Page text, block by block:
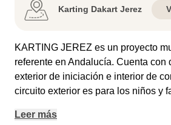
Karting Dakart Jerez
KARTING JEREZ es un proyecto
referente en Andalucía. Cuenta con
exterior de iniciación e interior de
circuito exterior es para los niños y
Leer más